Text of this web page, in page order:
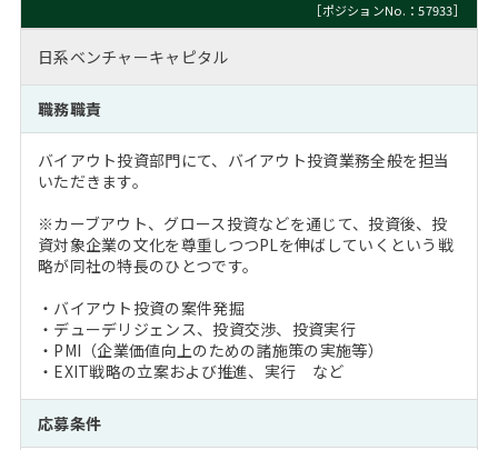
MBA留学生数の推移
インターン受入企業一覧
MBAを生かす求人特集
年齢と年収の相関図
MBA NETWORKING
［ポジションNo.：57933］
日系ベンチャーキャピタル
職務職責
バイアウト投資部門にて、バイアウト投資業務全般を担当
いただきます。
※カーブアウト、グロース投資などを通じて、投資後、投
資対象企業の文化を尊重しつつPLを伸ばしていくという戦
略が同社の特長のひとつです。
・バイアウト投資の案件発掘
・デューデリジェンス、投資交渉、投資実行
・PMI（企業価値向上のための諸施策の実施等）
・EXIT戦略の立案および推進、実行 など
応募条件